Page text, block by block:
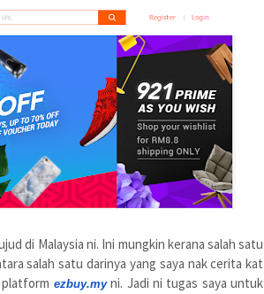
di Malaysia ni. Ini mungkin kerana salah satu
salah satu darinya yang saya nak cerita kat
ezbuy.myni. Jadi ni tugas saya untuk